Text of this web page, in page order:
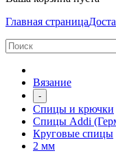
Главная страница
Вязание
-
Спицы и крючки
Спицы Addi
Круговые спицы
2 мм